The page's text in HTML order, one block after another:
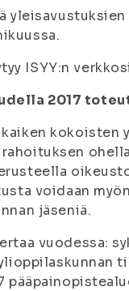
ISYY:n
2017
kokoisten
voidaan
jäseniä.
vuodessa: